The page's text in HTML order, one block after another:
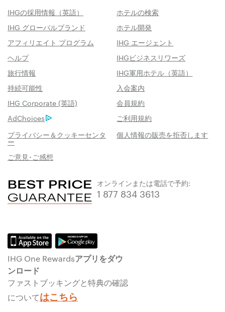
IHGの採用情報（英語）
ホテルの検索
IHG グローバルブランド
ホテル開発
アフィリエイト プログラム
IHG エージェント
ヘルプ
IHGビジネスリワーズ
旅行情報
IHG軍用ホテル（英語）
持続可能性
入会案内
IHG Corporate (英語)
会員規約
AdChoices
ご利用規約
プライバシー＆クッキーセンタ
ー
個人情報の販売を拒否します
ご意見･ご感想
オンラインまたは電話で予約:
1 877 834 3613
IHG One Rewardsアプリをダウ
ンロード
ファストブッキングと特典の確認
についてはこちら